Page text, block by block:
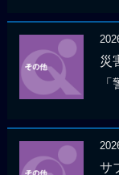
災
サ